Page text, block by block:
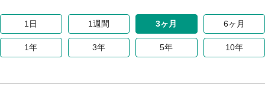
1日 1週間 3ヶ月 6ヶ月
1年 3年 5年 10年